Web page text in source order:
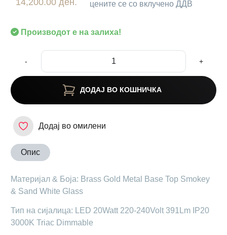
цените се со вклучено ДДВ
Производот е на залиха!
- +
ДОДАЈ ВО КОШНИЧКА
Додај во омилени
Опис
Материјал & Боја: Brass Gold Metal Base Top Smokey
& Sand White Glass
Тип на сијалица: LED 20Watt 220-240Volt 391Lm IP20
3000K Triac Dimmable